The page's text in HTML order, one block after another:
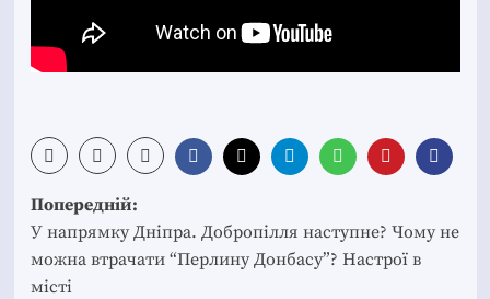
Post
navigation
Попередній:
У напрямку Дніпра. Добропілля наступне? Чому не
можна втрачати “Перлину Донбасу”? Настрої в
місті